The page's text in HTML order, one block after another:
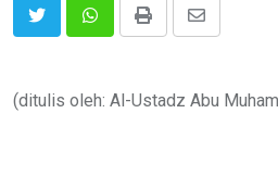
Print
Share
Email
(ditulis oleh: Al-Ustadz Abu